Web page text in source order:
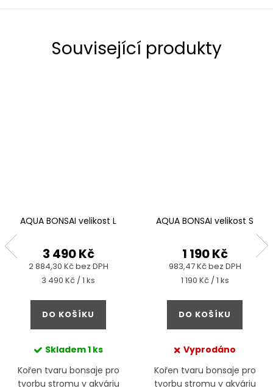
Související produkty
AQUA BONSAI velikost L
2 884,30 Kč bez DPH
3 490 Kč
Měrná
3 490 Kč / 1 ks
DO KOŠÍKU
Skladem1 ks
Kořen tvaru bonsaje pro
tvorbu stromu v akváriu
AQUA BONSAI velikost S
983,47 Kč bez DPH
1 190 Kč
Měrná
1 190 Kč / 1 ks
DO KOŠÍKU
Vyprodáno
Kořen tvaru bonsaje pro
tvorbu stromu v akváriu